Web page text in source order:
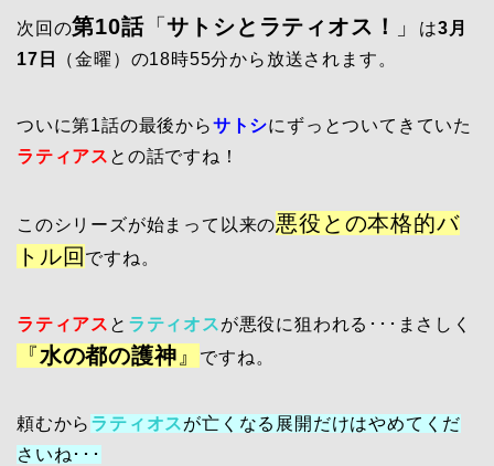
次回の第10話「サトシとラティオス！ 」 は3月
17日
（金曜）の18時55分から放送されます。
ついに第1話の最後からサトシにずっとついてきていた
ラティアス との話ですね！
このシリーズが始まって以来の悪役との本格的バ
トル回 ですね。
ラティアス と ラティオスが悪役に狙われる･･･まさしく
『水の都の護神 』 ですね。
頼むから ラティオスが亡くなる展開だけはやめてくだ
さいね･･･